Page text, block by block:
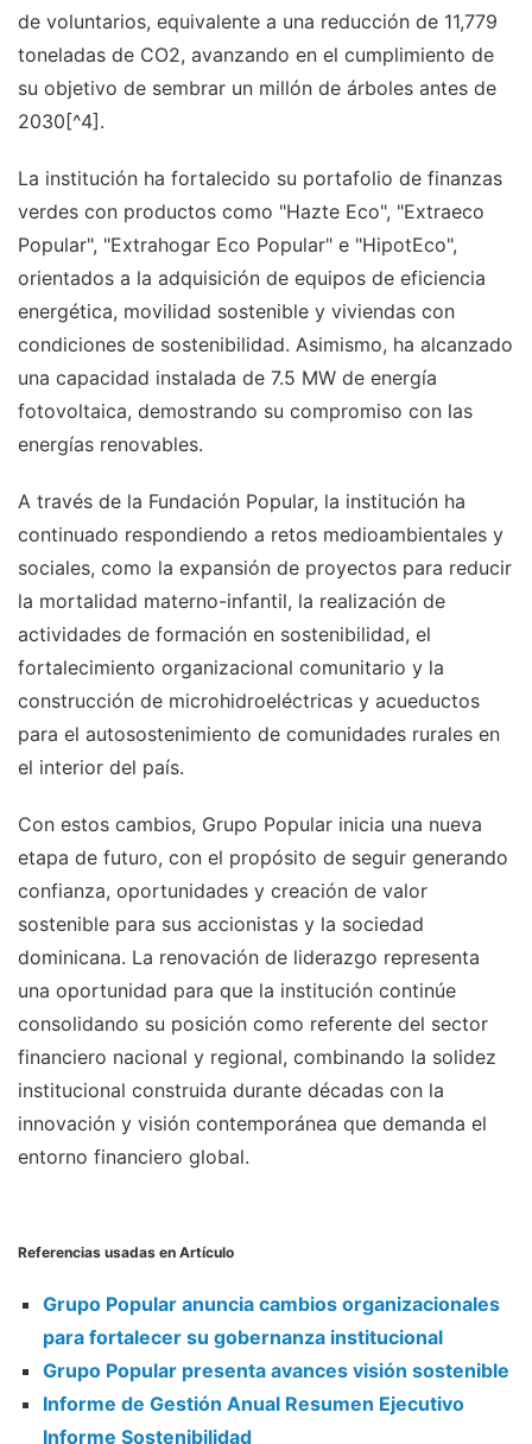
de voluntarios, equivalente a una reducción de 11,779
toneladas de CO2, avanzando en el cumplimiento de
su objetivo de sembrar un millón de árboles antes de
2030[^4].
La institución ha fortalecido su portafolio de finanzas
verdes con productos como "Hazte Eco", "Extraeco
Popular", "Extrahogar Eco Popular" e "HipotEco",
orientados a la adquisición de equipos de eficiencia
energética, movilidad sostenible y viviendas con
condiciones de sostenibilidad. Asimismo, ha alcanzado
una capacidad instalada de 7.5 MW de energía
fotovoltaica, demostrando su compromiso con las
energías renovables.
A través de la Fundación Popular, la institución ha
continuado respondiendo a retos medioambientales y
sociales, como la expansión de proyectos para reducir
la mortalidad materno-infantil, la realización de
actividades de formación en sostenibilidad, el
fortalecimiento organizacional comunitario y la
construcción de microhidroeléctricas y acueductos
para el autosostenimiento de comunidades rurales en
el interior del país.
Con estos cambios, Grupo Popular inicia una nueva
etapa de futuro, con el propósito de seguir generando
confianza, oportunidades y creación de valor
sostenible para sus accionistas y la sociedad
dominicana. La renovación de liderazgo representa
una oportunidad para que la institución continúe
consolidando su posición como referente del sector
financiero nacional y regional, combinando la solidez
institucional construida durante décadas con la
innovación y visión contemporánea que demanda el
entorno financiero global.
Referencias usadas en Artículo
Grupo Popular anuncia cambios organizacionales
para fortalecer su gobernanza institucional
Grupo Popular presenta avances visión sostenible
Informe de Gestión Anual Resumen Ejecutivo
Informe Sostenibilidad